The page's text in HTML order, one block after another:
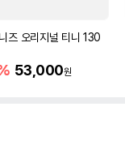
즈 오리지널 티니 130
53,000원